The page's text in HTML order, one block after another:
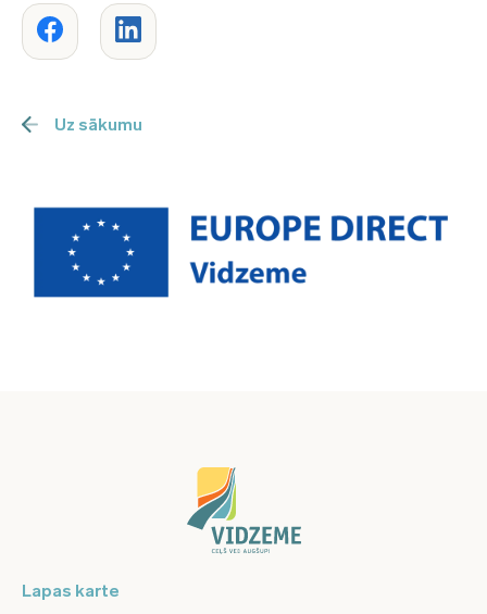
Uz sākumu
Lapas karte